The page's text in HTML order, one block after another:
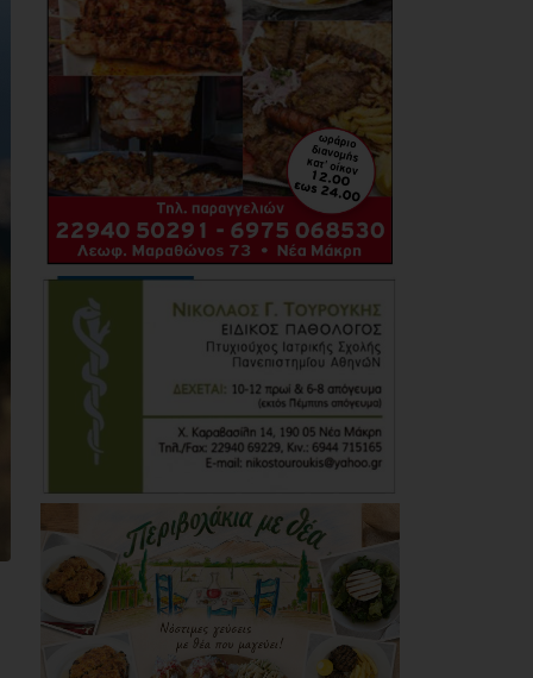
07/08/2026
Χάρης Δούκας: Η
καλύτερή μου να
κατέβει για δήμαρχος
ο Μπακογιάννης
(video)
07/08/2026
Κέντρο Υγείας Νέας
Μάκρης: Το
φυσικοθεραπευτήριο
πρόκειται να
07/08/2026
Μάτι σε πολεοδομική
ομηρία: Οι περιουσίες
πάγωσαν – Οι
κάτοικοι
οργανώνονται
07/08/2026